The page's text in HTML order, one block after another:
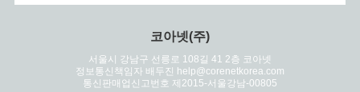
코아넷(주)
서울시 강남구 선릉로 108길 41 2층 코아넷
정보통신책임자 배두진 help@corenetkorea.com
통신판매업신고번호 제2015-서울강남-00805